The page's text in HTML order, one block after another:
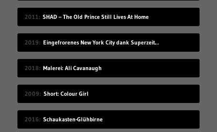
2011 SHAD – The Old Prince Still Lives At Home
2019 Eingefrorenes New York City dank Superzeitlupe
2018 Malerei: Ali Cavanaugh
2009 Short: Colour Girl
2016 Schaukasten-Glühbirne